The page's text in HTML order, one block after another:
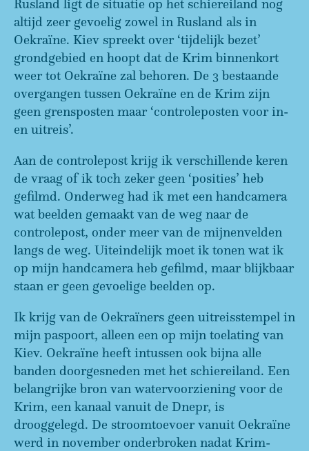
Rusland ligt de situatie op het schiereiland nog
altijd zeer gevoelig zowel in Rusland als in
Oekraïne. Kiev spreekt over ‘tijdelijk bezet’
grondgebied en hoopt dat de Krim binnenkort
weer tot Oekraïne zal behoren. De 3 bestaande
overgangen tussen Oekraïne en de Krim zijn
geen grensposten maar ‘controleposten voor in-
en uitreis’.
Aan de controlepost krijg ik verschillende keren
de vraag of ik toch zeker geen ‘posities’ heb
gefilmd. Onderweg had ik met een handcamera
wat beelden gemaakt van de weg naar de
controlepost, onder meer van de mijnenvelden
langs de weg. Uiteindelijk moet ik tonen wat ik
op mijn handcamera heb gefilmd, maar blijkbaar
staan er geen gevoelige beelden op.
Ik krijg van de Oekraïners geen uitreisstempel in
mijn paspoort, alleen een op mijn toelating van
Kiev. Oekraïne heeft intussen ook bijna alle
banden doorgesneden met het schiereiland. Een
belangrijke bron van watervoorziening voor de
Krim, een kanaal vanuit de Dnepr, is
drooggelegd. De stroomtoevoer vanuit Oekraïne
werd in november onderbroken nadat Krim-